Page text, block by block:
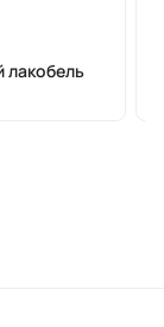
лакобель